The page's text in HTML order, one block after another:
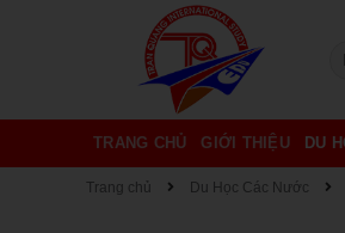
TRANG CHỦ GIỚI THIỆU DU
Trang chủ Du Học Các Nước